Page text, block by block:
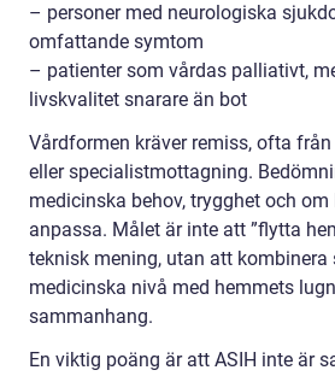
– personer med neurologiska
omfattande symtom
– patienter som vårdas palliativt,
livskvalitet snarare än bot
Vårdformen kräver remiss, ofta från
eller specialistmottagning.
medicinska behov, trygghet och
anpassa. Målet är inte att ”flytta
teknisk mening, utan att kombinera
medicinska nivå med hemmets
sammanhang.
En viktig poäng är att ASIH inte är